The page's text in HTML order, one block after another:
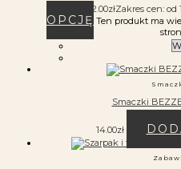
32.00złZakres cen: od
OPCJĘ Ten produkt ma
Smaczki
14.00zł